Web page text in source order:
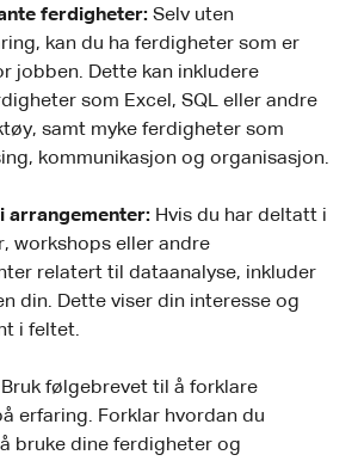
ferdigheter: Selv uten
kan du ha ferdigheter som er
jobben. Dette kan inkludere
som Excel, SQL eller andre
samt myke ferdigheter som
kommunikasjon og organisasjon.
arrangementer: Hvis du har deltatt i
workshops eller andre
relatert til dataanalyse, inkluder
din. Dette viser din interesse og
i feltet.
Bruk følgebrevet til å forklare
erfaring. Forklar hvordan du
bruke dine ferdigheter og